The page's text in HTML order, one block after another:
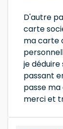
D'autre
carte
ma carte
je
passant
passe
merci et